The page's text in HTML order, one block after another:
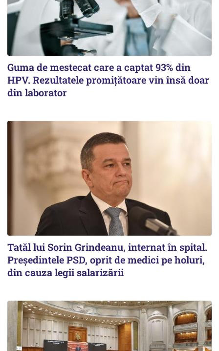
Guma de mestecat care a captat 93% din
HPV. Rezultatele promițătoare vin însă doar
din laborator
Tatăl lui Sorin Grindeanu, internat în spital.
Preşedintele PSD, oprit de medici pe holuri,
din cauza legii salarizării